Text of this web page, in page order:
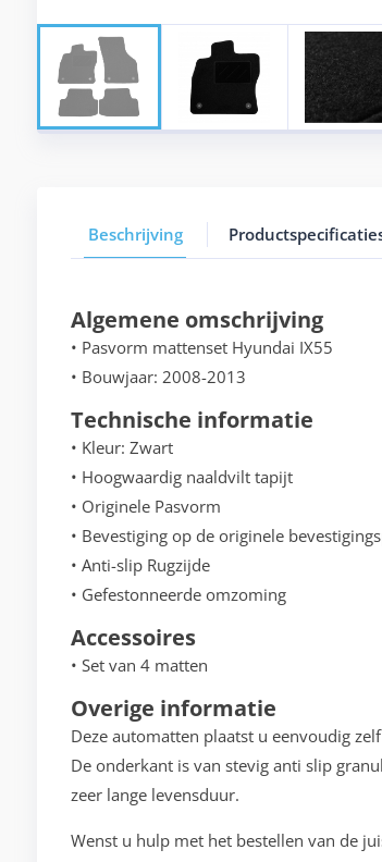
Beschrijving
Algemene omschrijving
• Pasvorm mattenset Hyundai IX55
• Bouwjaar: 2008-2013
Technische informatie
• Kleur: Zwart
• Hoogwaardig naaldvilt tapijt
• Originele Pasvorm
• Bevestiging op de originele
• Anti-slip Rugzijde
• Gefestonneerde omzoming
Accessoires
• Set van 4 matten
Overige informatie
Deze automatten plaatst u eenvoudig
De onderkant is van stevig anti slip
zeer lange levensduur.
Wenst u hulp met het bestellen van de